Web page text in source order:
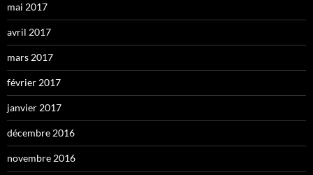
mai 2017
avril 2017
mars 2017
février 2017
janvier 2017
décembre 2016
novembre 2016